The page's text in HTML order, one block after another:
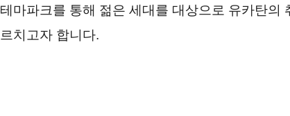
마파크를 통해 젊은 세대를 대상으로 유카탄의
치고자 합니다.